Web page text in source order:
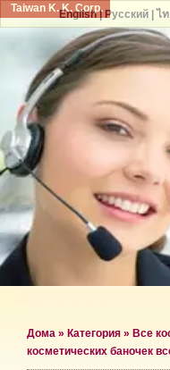
Taiwan K. K. Corp.
Дома » Категория » Все
косметических баночек
English| Русский| ไ